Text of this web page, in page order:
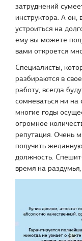
затруднений
инструктора. А
устроиться на
ему вы можете
вами откроется
Специалисты,
разбираются в
работу, всегда
сомневаться ни
многие годы
огромное
репутация. Очень
получить
должность.
время на